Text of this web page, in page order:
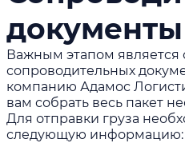
документы
Важным этапом
сопроводительных
компанию Адамос
вам собрать весь пакет
Для отправки груза
следующую информацию: